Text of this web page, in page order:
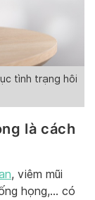
tình trạng hôi
là cách
, viêm mũi
họng,… có